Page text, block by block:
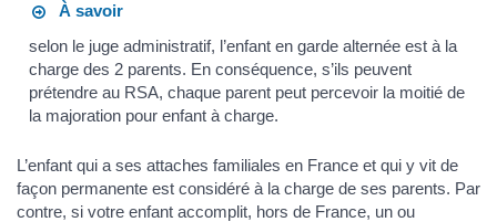
À savoir
selon le juge administratif, l’enfant en garde alternée est à la
charge des 2 parents. En conséquence, s’ils peuvent
prétendre au RSA, chaque parent peut percevoir la moitié de
la majoration pour enfant à charge.
L’enfant qui a ses attaches familiales en France et qui y vit de
façon permanente est considéré à la charge de ses parents. Par
contre, si votre enfant accomplit, hors de France, un ou